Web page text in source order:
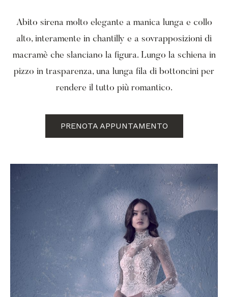
Abito sirena molto elegante a manica lunga e collo
alto, interamente in chantilly e a sovrapposizioni di
macramè che slanciano la figura. Lungo la schiena in
pizzo in trasparenza, una lunga fila di bottoncini per
rendere il tutto più romantico.
PRENOTA APPUNTAMENTO